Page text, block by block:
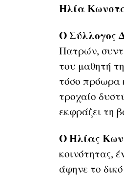
Ηλία
Ο Σύλλογος
Πατρών,
του μαθητή
τόσο πρόωρα
τροχαίο
εκφράζει τη
Ο Ηλίας
κοινότητας,
άφηνε το